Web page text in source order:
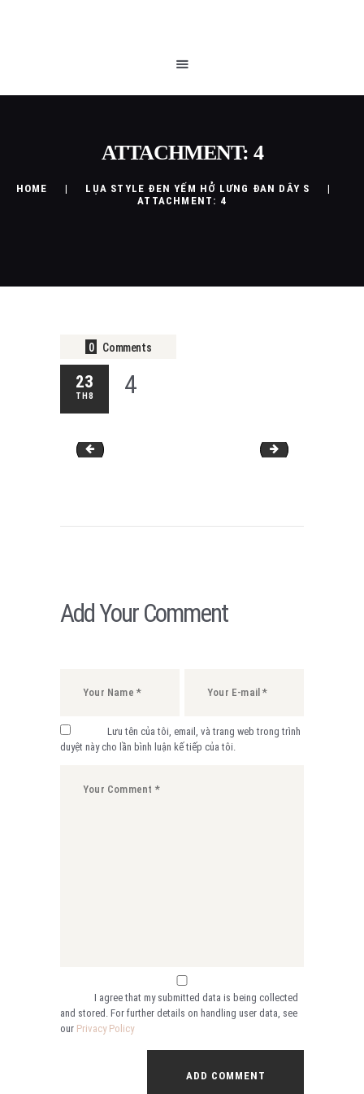
ATTACHMENT: 4
HOME
LỤA STYLE ĐEN YẾM HỞ LƯNG ĐAN DÂY S
ATTACHMENT: 4
CHÍNH SÁCH
0 Comments
23
TH8 4
3 5
Add Your Comment
Lưu tên của tôi, email, và trang web trong trình
duyệt này cho lần bình luận kế tiếp của tôi.
I agree that my submitted data is being collected
and stored. For further details on handling user data, see
our Privacy Policy